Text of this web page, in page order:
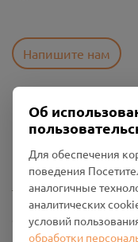
Напишите нам
Пользовательское
Политика
Промо-материалы
Настройки cookies
Общество с
Проект Помним»
Об
Для обеспечения
поведения
аналогичные
аналитических
условий
обработки